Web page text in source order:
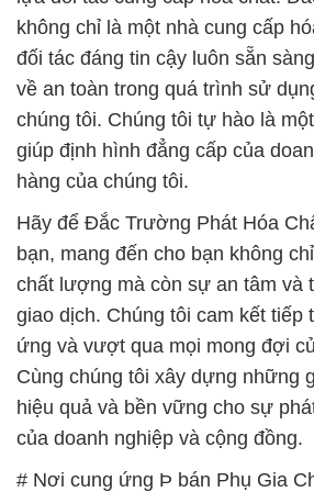
không chỉ là một nhà cung cấp
đối tác đáng tin cậy luôn sẵn
về an toàn trong quá trình sử
chúng tôi. Chúng tôi tự hào là
giúp định hình đẳng cấp của
hàng của chúng tôi.
Hãy để Đắc Trường Phát Hóa
bạn, mang đến cho bạn không
chất lượng mà còn sự an tâm và
giao dịch. Chúng tôi cam kết tiếp
ứng và vượt qua mọi mong đợi
Cùng chúng tôi xây dựng những
hiệu quả và bền vững cho sự
của doanh nghiệp và cộng đồng.
# Nơi cung ứng Þ bán Phụ Gia